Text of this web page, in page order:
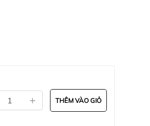
THÊM VÀO GIỎ